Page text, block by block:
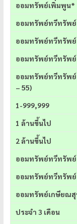
ออมทรัพย์เพิ่มพูน*
ออมทรัพย์ทวีทรัพย์
ออมทรัพย์ทวีทรัพย์
ออมทรัพย์ทวีทรัพย์
ออมทรัพย์ทวีทรัพย์
– 55)
1-999,999
1 ล้านขึ้นไป
2 ล้านขึ้นไป
ออมทรัพย์ทวีทรัพย์
ออมทรัพย์ทวีทรัพย์
ออมทรัพย์เกษีย
ประจำ 3 เดือน